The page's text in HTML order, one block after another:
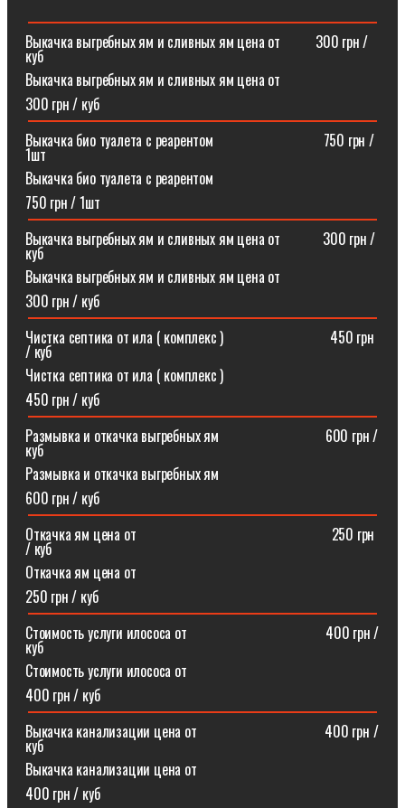
Выкачка выгребных ям и сливных ям цена от ⠀⠀⠀300 грн /
куб
Выкачка выгребных ям и сливных ям цена от
300 грн / куб
Выкачка био туалета с реарентом ⠀⠀⠀⠀⠀⠀⠀⠀⠀⠀750 грн /
1шт
Выкачка био туалета с реарентом
750 грн / 1шт
Выкачка выгребных ям и сливных ям цена от⠀⠀⠀⠀300 грн /
куб
Выкачка выгребных ям и сливных ям цена от
300 грн / куб
Чистка септика от ила ( комплекс )⠀⠀⠀⠀⠀⠀⠀⠀⠀⠀450 грн
/ куб
Чистка септика от ила ( комплекс )
450 грн / куб
Размывка и откачка выгребных ям⠀⠀⠀⠀⠀⠀⠀⠀⠀⠀600 грн /
куб
Размывка и откачка выгребных ям
600 грн / куб
Откачка ям цена от ⠀⠀⠀⠀⠀⠀⠀⠀⠀⠀⠀⠀⠀⠀⠀⠀⠀⠀250 грн
/ куб
Откачка ям цена от
250 грн / куб
Стоимость услуги илососа от⠀⠀⠀⠀⠀⠀⠀⠀⠀⠀⠀⠀⠀400 грн /
куб
Стоимость услуги илососа от
400 грн / куб
Выкачка канализации цена от⠀⠀⠀⠀⠀⠀⠀⠀⠀⠀⠀⠀400 грн /
куб
Выкачка канализации цена от
400 грн / куб